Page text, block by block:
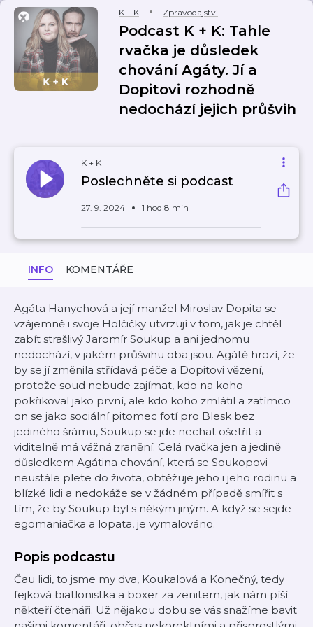
K + K Zpravodajství
Podcast K + K: Tahle
rvačka je důsledek
chování Agáty. Jí a
Dopitovi rozhodně
nedochází jejich průšvih
K + K
Poslechněte si podcast
27. 9. 2024 1 hod 8 min
INFO KOMENTÁŘE
Agáta Hanychová a její manžel Miroslav Dopita se
vzájemně i svoje Holčičky utvrzují v tom, jak je chtěl
zabít strašlivý Jaromír Soukup a ani jednomu
nedochází, v jakém průšvihu oba jsou. Agátě hrozí, že
by se jí změnila střídavá péče a Dopitovi vězení,
protože soud nebude zajímat, kdo na koho
pokřikoval jako první, ale kdo koho zmlátil a zatímco
on se jako sociální pitomec fotí pro Blesk bez
jediného šrámu, Soukup se jde nechat ošetřit a
viditelně má vážná zranění. Celá rvačka jen a jedině
důsledkem Agátina chování, která se Soukopovi
neustále plete do života, obtěžuje jeho i jeho rodinu a
blízké lidi a nedokáže se v žádném případě smířit s
tím, že by Soukup byl s někým jiným. A když se sejde
egomaniačka a lopata, je vymalováno.
Popis podcastu
Čau lidi, to jsme my dva, Koukalová a Konečný, tedy
fejková biatlonistka a boxer za zenitem, jak nám píší
někteří čtenáři. Už nějakou dobu se vás snažíme bavit